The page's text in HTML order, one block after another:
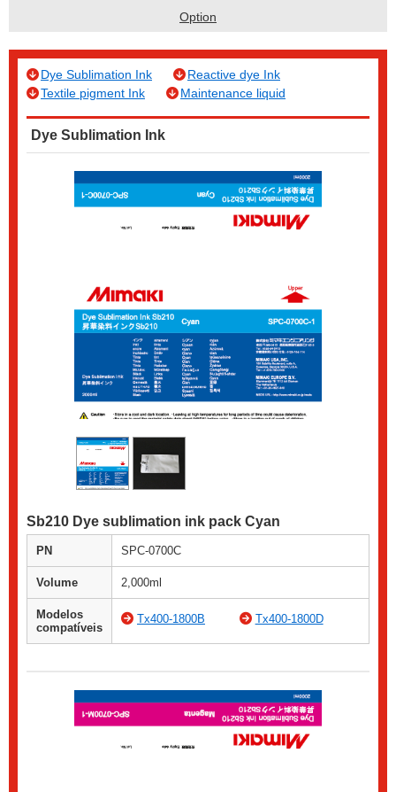
Option
Dye Sublimation Ink
Reactive dye Ink
Textile pigment Ink
Maintenance liquid
Dye Sublimation Ink
Sb210 Dye sublimation ink pack Cyan
PN SPC-0700C
Volume 2,000ml
Modelos
compatíveis
Tx400-1800B Tx400-1800D